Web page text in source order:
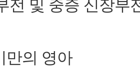
전 및 중증 신장부
만의 영아